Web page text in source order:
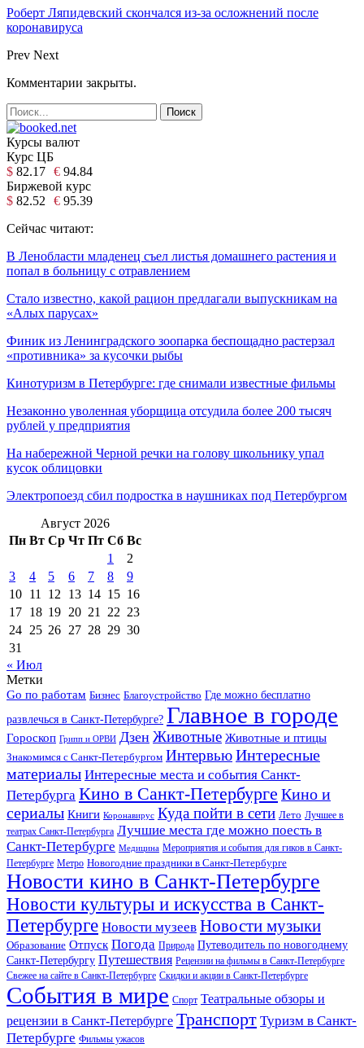
Роберт Ляпидевский скончался из-за осложнений после
коронавируса
Prev Next
Комментарии закрыты.
Курсы валют
Курс ЦБ
$ 82.17 € 94.84
Биржевой курс
$ 82.52 € 95.39
Сейчас читают:
В Ленобласти младенец съел листья домашнего растения и
попал в больницу с отравлением
Стало известно, какой рацион предлагали выпускникам на
«Алых парусах»
Финик из Ленинградского зоопарка беспощадно растерзал
«противника» за кусочки рыбы
Кинотуризм в Петербурге: где снимали известные фильмы
Незаконно уволенная уборщица отсудила более 200 тысяч
рублей у предприятия
На набережной Черной речки на голову школьнику упал
кусок облицовки
Электропоезд сбил подростка в наушниках под Петербургом
Август 2026
Пн Вт Ср Чт Пт Сб Вс
1
2
3
4 5 6 7 8
9
10 11 12 13 14 15 16
17 18 19 20 21 22 23
24 25 26 27 28 29 30
31
« Июл
Метки
Go по работам Бизнес Благоустройство Где можно бесплатно
развлечься в Санкт-Петербурге? Главное в городе
Гороскоп Грипп и ОРВИ Дзен Животные Животные и птицы
Знакомимся с Санкт-Петербургом ИнтервьюИнтересные
материалы Интересные места и события Санкт-
Петербурга Кино в Санкт-Петербурге Кино и
сериалы Книги Коронавирус Куда пойти в сети Лето Лучшее в
театрах Санкт-Петербурга Лучшие места где можно поесть в
Санкт-Петербурге Медицина Мероприятия и события для гиков в Санкт-
Петербурге Метро Новогодние праздники в Санкт-Петербурге
Новости кино в Санкт-Петербурге
Новости культуры и искусства в Санкт-
Петербурге Новости музеев Новости музыки
Образование Отпуск Погода Природа Путеводитель по новогоднему
Санкт-Петербургу Путешествия Рецензии на фильмы в Санкт-Петербурге
Свежее на сайте в Санкт-Петербурге Скидки и акции в Санкт-Петербурге
События в мире Спорт Театральные обзоры и
рецензии в Санкт-Петербурге Транспорт Туризм в Санкт-
Петербурге Фильмы ужасов